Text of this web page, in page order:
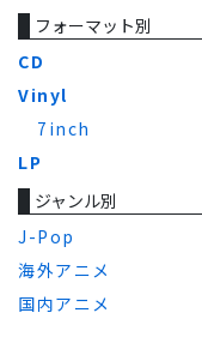
フォーマット別
CD
Vinyl
7inch
LP
ジャンル別
J-Pop
海外アニメ
国内アニメ